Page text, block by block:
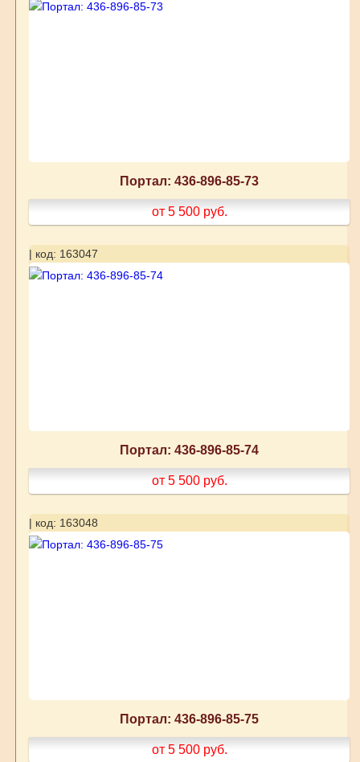
Портал: 436-896-85-73
от 5 500 руб.
| код: 163047
Портал: 436-896-85-74
от 5 500 руб.
| код: 163048
Портал: 436-896-85-75
от 5 500 руб.